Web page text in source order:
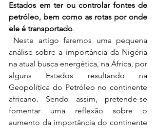
Estados em ter ou controlar fontes de
petróleo, bem como as rotas por onde
ele é transportado.
análise sobre a importância da Nigéria
na atual busca energética, na África, por
alguns Estados resultando na
Geopolítica do Petróleo no continente
africano. Sendo assim, pretende-se
fomentar uma reflexão sobre o
aumento da importância do continente